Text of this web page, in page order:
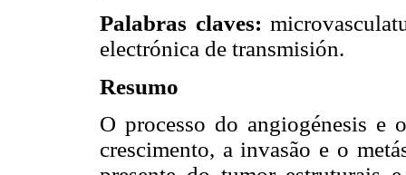
Palabras claves:
electrónica de transmisión.
Resumo
O processo do angiogénesis e
crescimento, a invasão e o